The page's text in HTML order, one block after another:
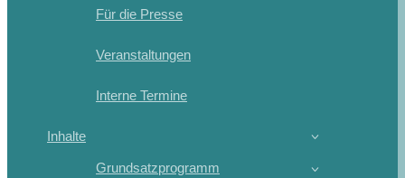
Für die Presse
Veranstaltungen
Interne Termine
Inhalte
Grundsatzprogramm